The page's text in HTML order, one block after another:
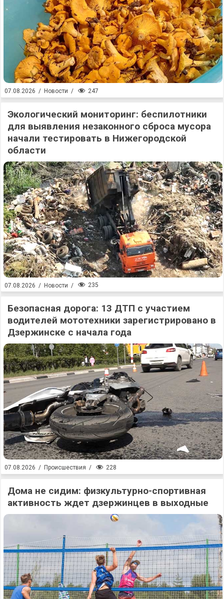
07.08.2026 / Новости / 247
Экологический мониторинг: беспилотники
для выявления незаконного сброса мусора
начали тестировать в Нижегородской
области
07.08.2026 / Новости / 235
Безопасная дорога: 13 ДТП с участием
водителей мототехники зарегистрировано в
Дзержинске с начала года
07.08.2026 / Происшествия / 228
Дома не сидим: физкультурно-спортивная
активность ждет дзержинцев в выходные